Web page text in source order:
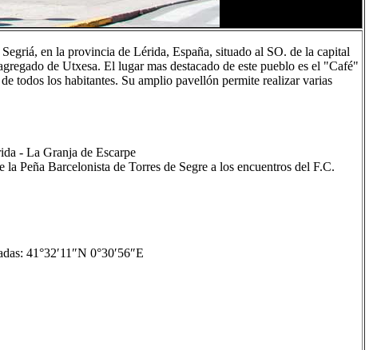
en la provincia de Lérida, España, situado al SO. de la capital
de Utxesa. El lugar mas destacado de este pueblo es el "Café"
todos los habitantes. Su amplio pavellón permite realizar varias
- La Granja de Escarpe
Peña Barcelonista de Torres de Segre a los encuentros del F.C.
41°32′11″N 0°30′56″E